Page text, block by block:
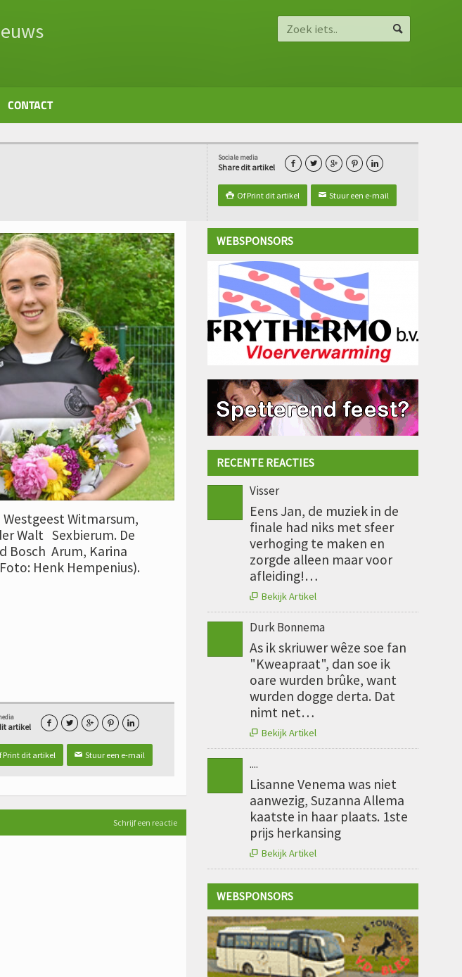
CONTACT
Sociale media
Share dit artikel     
 Of Print dit artikel ✉ Stuur een e-mail
Witmarsum,
Walt Sexbierum. De
Bosch Arum, Karina
Henk Hempenius).
artikel     
Print dit artikel ✉ Stuur een e-mail
Schrijf een reactie
WEBSPONSORS
RECENTE REACTIES
Visser
Eens Jan, de muziek in de
finale had niks met sfeer
verhoging te maken en
zorgde alleen maar voor
afleiding!…
 Bekijk Artikel
Durk Bonnema
As ik skriuwer wêze soe fan
"Kweapraat", dan soe ik
oare wurden brûke, want
wurden dogge derta. Dat
nimt net…
 Bekijk Artikel
....
Lisanne Venema was niet
aanwezig, Suzanna Allema
kaatste in haar plaats. 1ste
prijs herkansing
 Bekijk Artikel
WEBSPONSORS